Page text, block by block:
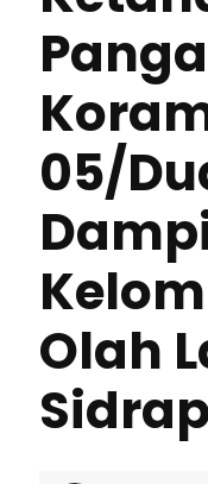
05/
Olah
Sidrap